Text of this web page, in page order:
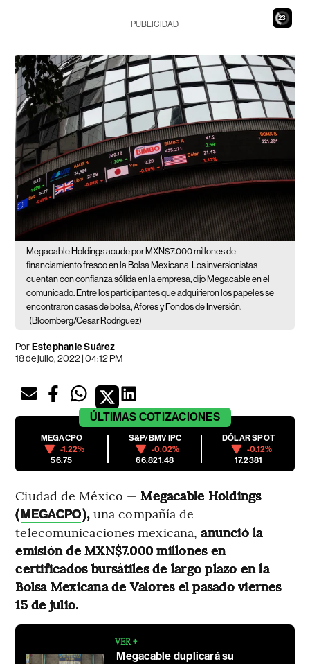
21
PUBLICIDAD
Megacable Holdings acude por MXN$7.000 millones de
financiamiento fresco en la Bolsa Mexicana Los inversionistas
cuentan con confianza sólida en la empresa, dijo Megacable en el
comunicado. Entre los participantes que adquirieron los papeles se
encontraron casas de bolsa, Afores y Fondos de Inversión.
(Bloomberg/Cesar Rodriguez)
PorEstephanie Suárez
18 de julio, 2022 | 04:12 PM
ÚLTIMAS COTIZACIONES
MEGACPO
-1.22%
56.75
S&P/BMV IPC
-0.02%
66,821.48
DÓLAR SPOT
-0.12%
17.2381
Ciudad de México —Megacable Holdings
(MEGACPO),una compañía de
telecomunicaciones mexicana,anunció la
emisión de MXN$7.000 millones en
certificados bursátiles de largo plazo en la
Bolsa Mexicana de Valores el pasado viernes
15 de julio.
VER +
Megacable duplicará su